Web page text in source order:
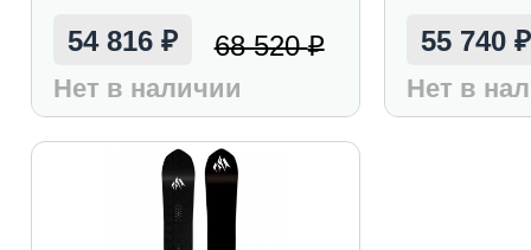
54 816 ₽ 68 520₽
Нет в наличии
55 740₽
Нет в